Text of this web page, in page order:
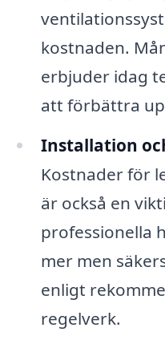
kostnaden.
erbjuder idag
att förbättra
Installation
Kostnader för
är också en
professionella
mer men
enligt
regelverk.